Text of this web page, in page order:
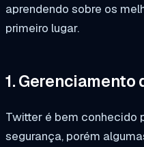
aprendendo sobre os
primeiro lugar.
1.
Twitter é bem conhecido
segurança, porém